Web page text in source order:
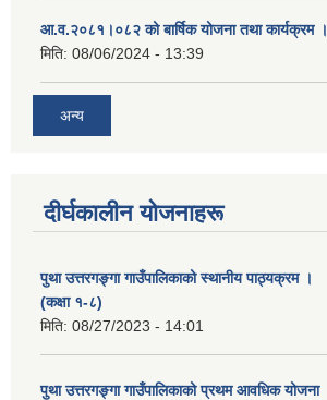
आ.व.२०८१।०८२ को बार्षिक योजना तथा कार्यक्रम ।
मिति: 08/06/2024 - 13:39
अन्य
दीर्घकालीन योजनाहरू
पुथा उत्तरगङ्गा गाउँपालिकाको स्थानीय पाठ्यक्रम ।
(कक्षा १-८)
मिति: 08/27/2023 - 14:01
पुथा उत्तरगङ्गा गाउँपालिकाको प्रथम आवधिक योजना